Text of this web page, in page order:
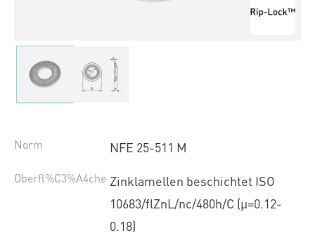
Norm NFE 25-511 M
Oberfl%C3%A4che Zinklamellen beschichtet ISO
10683/flZnL/nc/480h/C (µ=0.12-
0.18)